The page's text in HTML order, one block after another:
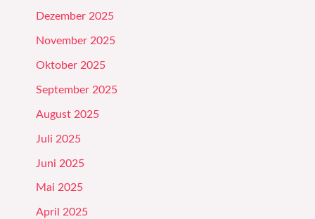
Dezember 2025
November 2025
Oktober 2025
September 2025
August 2025
Juli 2025
Juni 2025
Mai 2025
April 2025